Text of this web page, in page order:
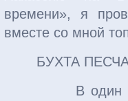
времени», я
вместе со мной
БУХТА
В один из